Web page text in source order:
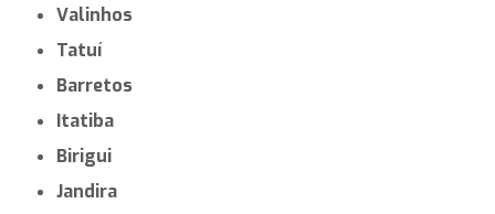
Valinhos
Tatuí
Barretos
Itatiba
Birigui
Jandira